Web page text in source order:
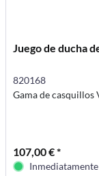
Juego de ducha
820168
Gama de casquillos
107,00 € *